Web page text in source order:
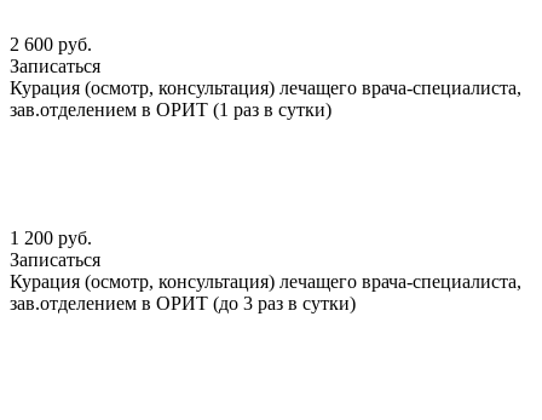
2 600 руб.
Записаться
Курация (осмотр, консультация) лечащего врача-специалиста,
зав.отделением в ОРИТ (1 раз в сутки)
1 200 руб.
Записаться
Курация (осмотр, консультация) лечащего врача-специалиста,
зав.отделением в ОРИТ (до 3 раз в сутки)